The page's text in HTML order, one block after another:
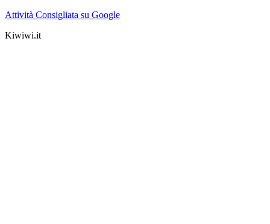
Attività Consigliata su Google
Kiwiwi.it